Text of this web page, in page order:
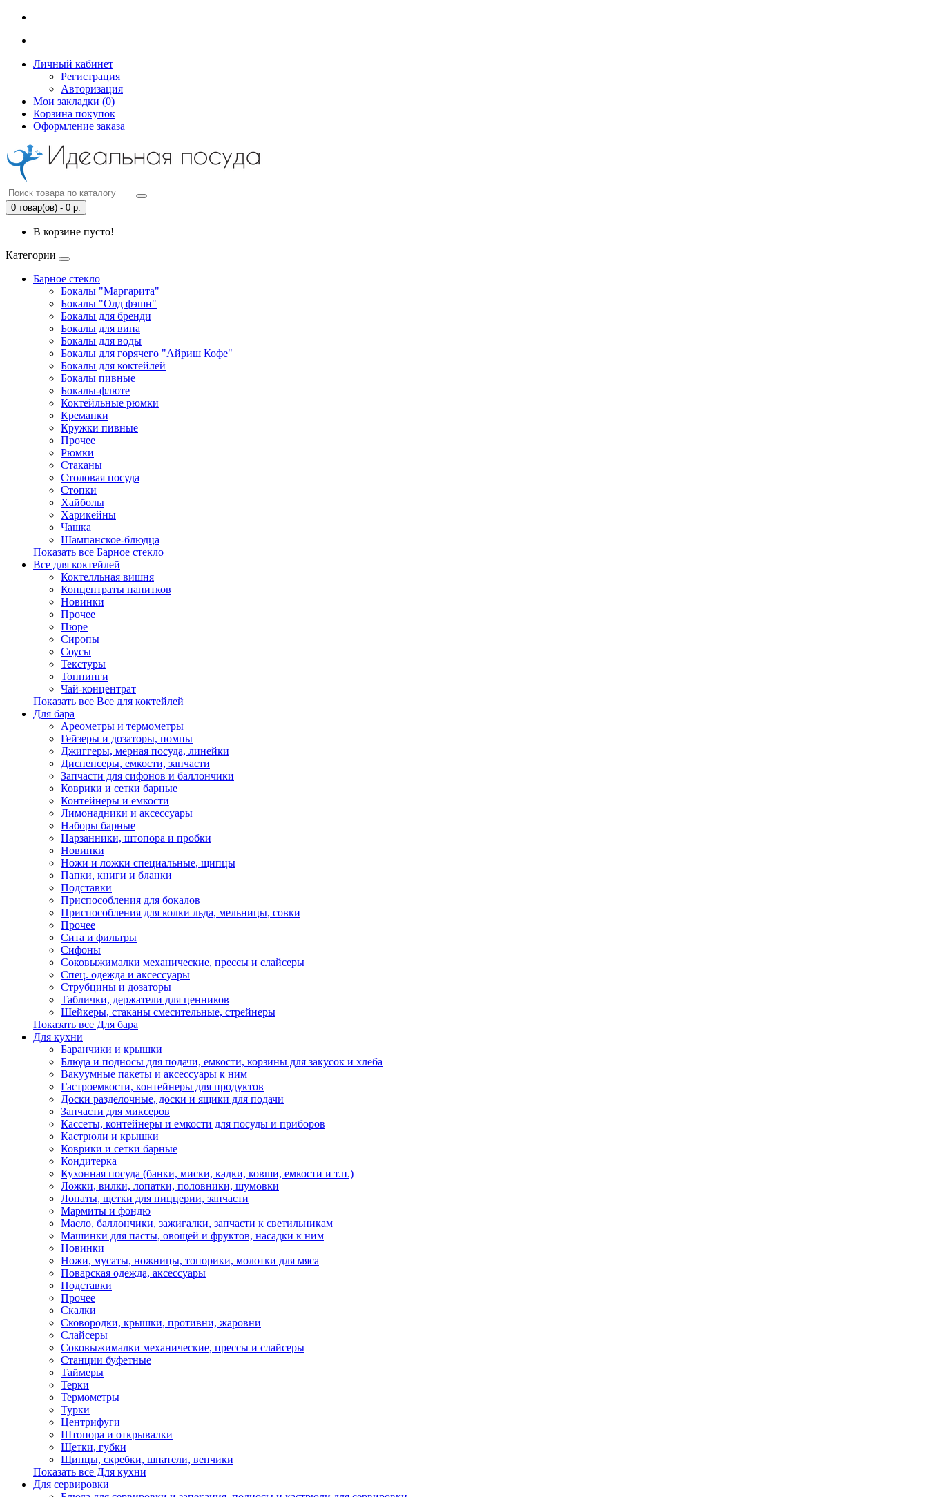
Личный кабинет
Регистрация
Авторизация
Мои закладки (0)
Корзина покупок
Оформление заказа
0 товар(ов) - 0 р.
В корзине пусто!
Категории
Барное стекло
Бокалы "Маргарита"
Бокалы "Олд фэшн"
Бокалы для бренди
Бокалы для вина
Бокалы для воды
Бокалы для горячего "Айриш Кофе"
Бокалы для коктейлей
Бокалы пивные
Бокалы-флюте
Коктейльные рюмки
Креманки
Кружки пивные
Прочее
Рюмки
Стаканы
Столовая посуда
Стопки
Хайболы
Харикейны
Чашка
Шампанское-блюдца
Показать все Барное стекло
Все для коктейлей
Коктелльная вишня
Концентраты напитков
Новинки
Прочее
Пюре
Сиропы
Соусы
Текстуры
Топпинги
Чай-концентрат
Показать все Все для коктейлей
Для бара
Ареометры и термометры
Гейзеры и дозаторы, помпы
Джиггеры, мерная посуда, линейки
Диспенсеры, емкости, запчасти
Запчасти для сифонов и баллончики
Коврики и сетки барные
Контейнеры и емкости
Лимонадники и аксессуары
Наборы барные
Нарзанники, штопора и пробки
Новинки
Ножи и ложки специальные, щипцы
Папки, книги и бланки
Подставки
Приспособления для бокалов
Приспособления для колки льда, мельницы, совки
Прочее
Сита и фильтры
Сифоны
Соковыжималки механические, прессы и слайсеры
Спец. одежда и аксессуары
Струбцины и дозаторы
Таблички, держатели для ценников
Шейкеры, стаканы смесительные, стрейнеры
Показать все Для бара
Для кухни
Баранчики и крышки
Блюда и подносы для подачи, емкости, корзины для закусок и хлеба
Вакуумные пакеты и аксессуары к ним
Гастроемкости, контейнеры для продуктов
Доски разделочные, доски и ящики для подачи
Запчасти для миксеров
Кассеты, контейнеры и емкости для посуды и приборов
Кастрюли и крышки
Коврики и сетки барные
Кондитерка
Кухонная посуда (банки, миски, кадки, ковши, емкости и т.п.)
Ложки, вилки, лопатки, половники, шумовки
Лопаты, щетки для пиццерии, запчасти
Мармиты и фондю
Масло, баллончики, зажигалки, запчасти к светильникам
Машинки для пасты, овощей и фруктов, насадки к ним
Новинки
Ножи, мусаты, ножницы, топорики, молотки для мяса
Поварская одежда, аксессуары
Подставки
Прочее
Скалки
Сковородки, крышки, противни, жаровни
Слайсеры
Соковыжималки механические, прессы и слайсеры
Станции буфетные
Таймеры
Терки
Термометры
Турки
Центрифуги
Штопора и открывалки
Щетки, губки
Щипцы, скребки, шпатели, венчики
Показать все Для кухни
Для сервировки